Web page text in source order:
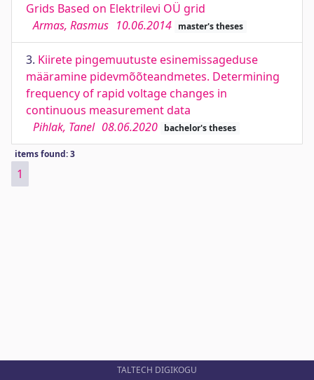
Grids Based on Elektrilevi OÜ grid
Armas, Rasmus 10.06.2014 master's theses
3. Kiirete pingemuutuste esinemissageduse
määramine pidevmõõteandmetes. Determining
frequency of rapid voltage changes in
continuous measurement data
Pihlak, Tanel 08.06.2020 bachelor's theses
items found: 3
1
TALTECH DIGIKOGU